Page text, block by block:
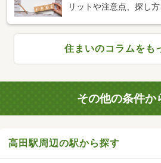
リットや注意点、探し
住まいのコラムをも
その他の条件か
高田駅周辺の駅から探す